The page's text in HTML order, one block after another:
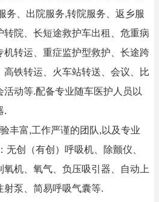
务、出院服务,转院服务、返乡服
院、长短途救护车出租、危重病
机转运、重症监护型救护、长途跨
铁转运、火车站转送、会议、比
动等.配备专业随车医护人员以
.
丰富,工作严谨的团队,以及专业
无创（有创）呼吸机、除颤仪、
机、氧气、负压吸引器、自动上
泵、简易呼吸气囊等.